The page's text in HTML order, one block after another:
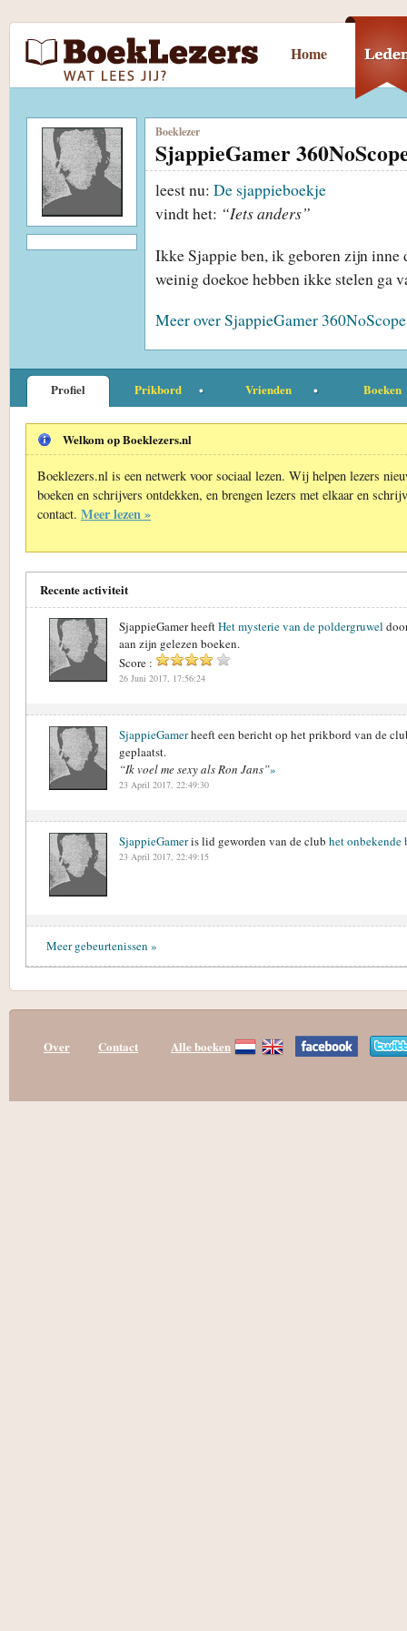
Home
Boeklezer
SjappieGamer
leest nu: De sjappieboekje
vindt het: “Iets anders”
Ikke Sjappie ben, ik geboren zijn inne
weinig doekoe hebben ikke stelen ga
Meer over SjappieGamer
Profiel Prikbord Vrienden Boeken
Welkom op Boeklezers.nl
Boeklezers.nl is een netwerk voor sociaal lezen. Wij helpen lezers
boeken en schrijvers ontdekken, en brengen lezers met elkaar en
contact. Meer lezen »
Recente activiteit
SjappieGamer heeftHet mysterie van de poldergruwel
aan zijn gelezen boeken.
Score :
26 Juni 2017, 17:56:24
SjappieGamerheeft een bericht op het prikbord van de
geplaatst.
“Ik voel me sexy als Ron Jans”»
23 April 2017, 22:49:30
SjappieGameris lid geworden van de club het onbekende
23 April 2017, 22:49:15
Meer gebeurtenissen »
Over Contact Alle boeken